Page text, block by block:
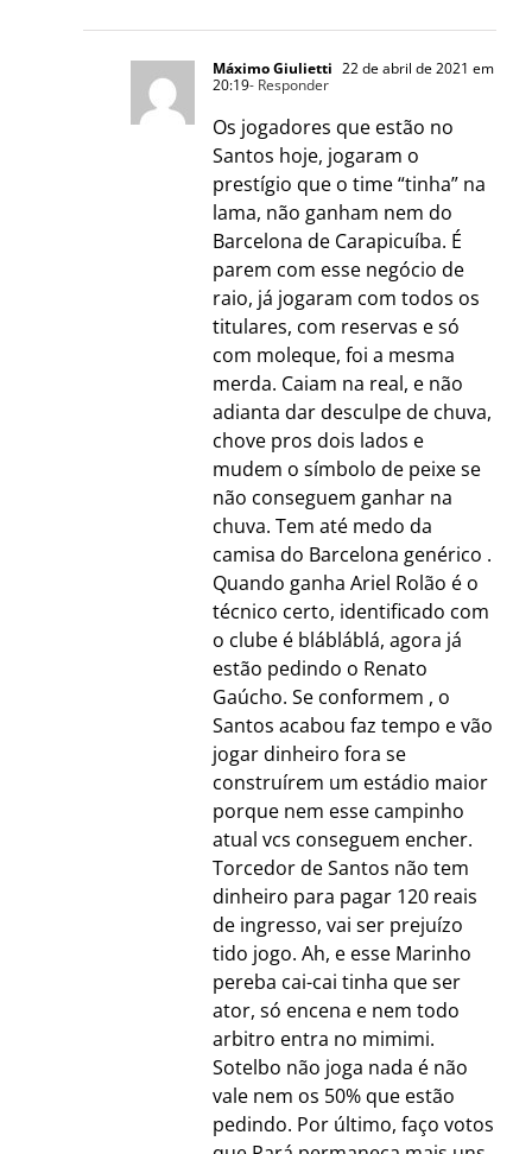
Máximo Giulietti 22 de abril de 2021 em
20:19- Responder
Os jogadores que estão no
Santos hoje, jogaram o
prestígio que o time “tinha” na
lama, não ganham nem do
Barcelona de Carapicuíba. É
parem com esse negócio de
raio, já jogaram com todos os
titulares, com reservas e só
com moleque, foi a mesma
merda. Caiam na real, e não
adianta dar desculpe de chuva,
chove pros dois lados e
mudem o símbolo de peixe se
não conseguem ganhar na
chuva. Tem até medo da
camisa do Barcelona genérico .
Quando ganha Ariel Rolão é o
técnico certo, identificado com
o clube é blábláblá, agora já
estão pedindo o Renato
Gaúcho. Se conformem , o
Santos acabou faz tempo e vão
jogar dinheiro fora se
construírem um estádio maior
porque nem esse campinho
atual vcs conseguem encher.
Torcedor de Santos não tem
dinheiro para pagar 120 reais
de ingresso, vai ser prejuízo
tido jogo. Ah, e esse Marinho
pereba cai-cai tinha que ser
ator, só encena e nem todo
arbitro entra no mimimi.
Sotelbo não joga nada é não
vale nem os 50% que estão
pedindo. Por último, faço votos